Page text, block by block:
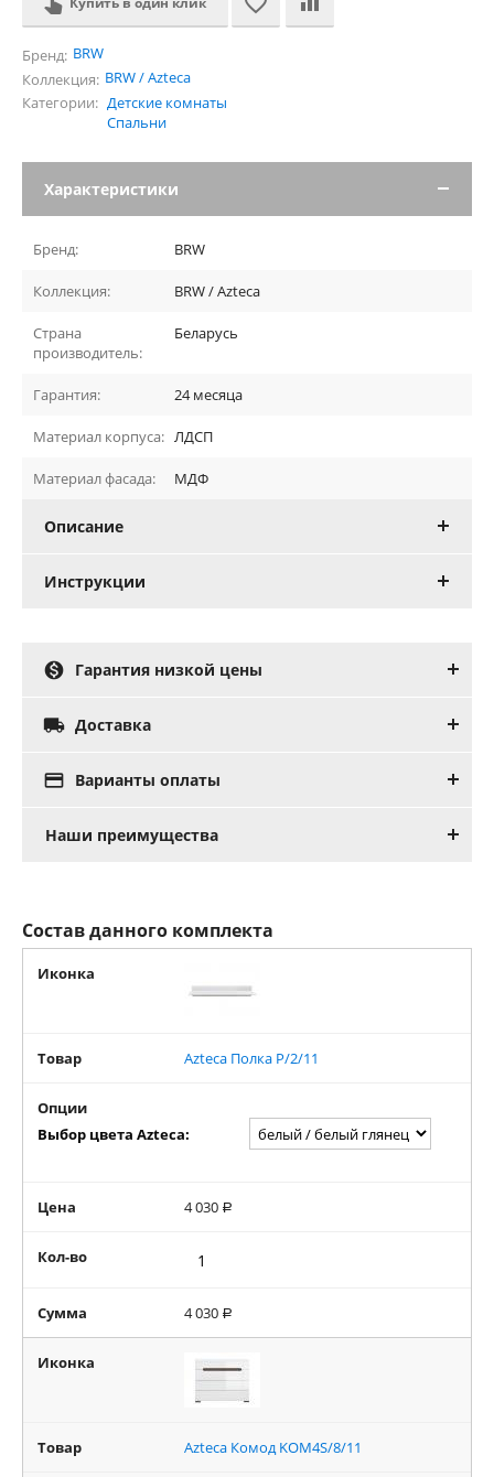
Бренд: BRW
Коллекция: BRW / Azteca
Категории: Детские комнаты
Спальни
Характеристики
Бренд: BRW
Коллекция: BRW / Azteca
Страна
производитель:
Беларусь
Гарантия: 24 месяца
Материал корпуса: ЛДСП
Материал фасада: МДФ
Описание
Инструкции
 Гарантия низкой цены
 Доставка
 Варианты оплаты
Наши преимущества
Состав данного комплекта
Иконка
Товар Azteca Полка P/2/11
Опции
Выбор цвета Azteca:
Цена 4 030 Р
Кол-во
Сумма 4 030 Р
Иконка
Товар Azteca Комод KOM4S/8/11